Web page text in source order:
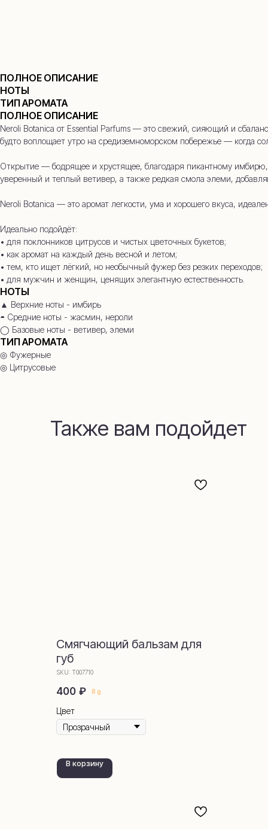
ПОЛНОЕ ОПИСАНИЕ
НОТЫ
ТИП АРОМАТА
ПОЛНОЕ ОПИСАНИЕ
Neroli Botanica от Essential Parfums — это свежий, сияющий и
будто воплощает утро на средиземноморском побережье — когда
Открытие — бодрящее и хрустящее, благодаря пикантному
уверенный и теплый ветивер, а также редкая смола элеми,
Neroli Botanica — это аромат легкости, ума и хорошего вкуса,
Идеально подойдёт:
• для поклонников цитрусов и чистых цветочных букетов;
• как аромат на каждый день весной и летом;
• тем, кто ищет лёгкий, но необычный фужер без резких переходов;
• для мужчин и женщин, ценящих элегантную естественность.
НОТЫ
▲ Верхние ноты - имбирь
◓ Средние ноты - жасмин, нероли
◯ Базовые ноты - ветивер, элеми
ТИП АРОМАТА
◎ Фужерные
◎ Цитрусовые
Также вам подойдет
Смягчающий бальзам для
губ
SKU: Т007710
400 ₽ 8 g
Цвет
В корзину